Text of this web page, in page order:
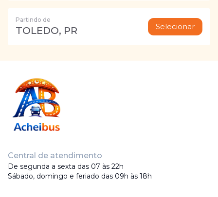
Partindo de
TOLEDO, PR Selecionar
Central de atendimento
De segunda a sexta das 07 às 22h
Sábado, domingo e feriado das 09h às 18h